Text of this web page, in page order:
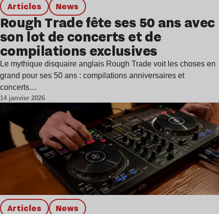
Articles news
Rough Trade fête ses 50 ans avec
son lot de concerts et de
compilations exclusives
Le mythique disquaire anglais Rough Trade voit les choses en
grand pour ses 50 ans : compilations anniversaires et
concerts…
14 janvier 2026
Articles news